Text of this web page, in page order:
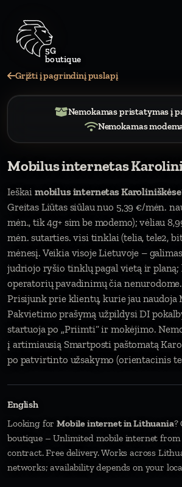
Grįžti į pagrindinį puslapį
Nemokamas pristatymas į
Nemokamas
Mobilus internetas
Ieškai mobilus internetas Karoliniškėse
Greitas Liūtas siūlau nuo 5,39 €/mėn.
mėn., tik 4g+ sim be modemo); vėliau
mėn. sutarties. visi tinklai (telia, tele2,
mėnesį. Veikia visoje Lietuvoje –
judriojo ryšio tinklų pagal vietą ir
operatorių pavadinimų čia nenurodome.
Prisijunk prie klientų, kurie jau naudoja
Pakvietimo prašymą užpildysi DI
startuoja po „Priimti“ ir mokėjimo.
į artimiausią Smartposti paštomatą
po patvirtinto užsakymo (orientacinis
English
Looking forMobile internet in Lithuania?
boutique – Unlimited mobile internet from
contract. Free delivery. Works across
networks; availability depends on your